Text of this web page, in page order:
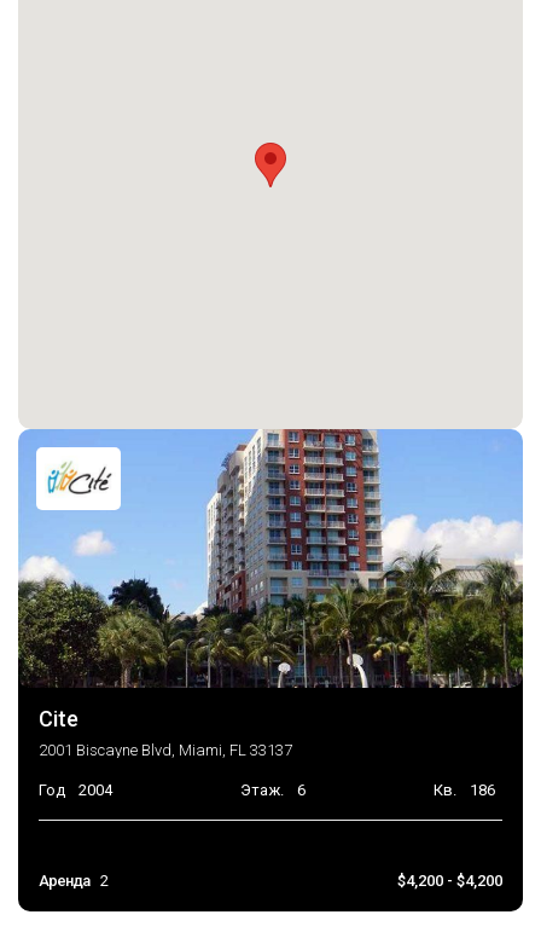
2026-02-11 01:12:19
Cite
2001 Biscayne Blvd, Miami, FL 33137
Год 2004 Этаж. 6 Кв. 186
Аренда 2 $4,200 - $4,200